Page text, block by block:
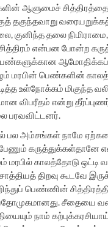
ஆளுமைச்
தகுந்தவாறு
குனிந்த தலை
என்பன போன்ற
பெண்களுக்கான
மரபின் பெண்களின்
உள்நோக்கம் மிகுந்த
விபரீதம் என்று
பரவவிட்டனர்.
பல அம்சங்கள் நாமே
கருத்துக்கள்தானே
மரபில் காலத்தோடு ஒட்டி
திறவு கூடவே
பெண்ணின்
சீதையை
நாம்